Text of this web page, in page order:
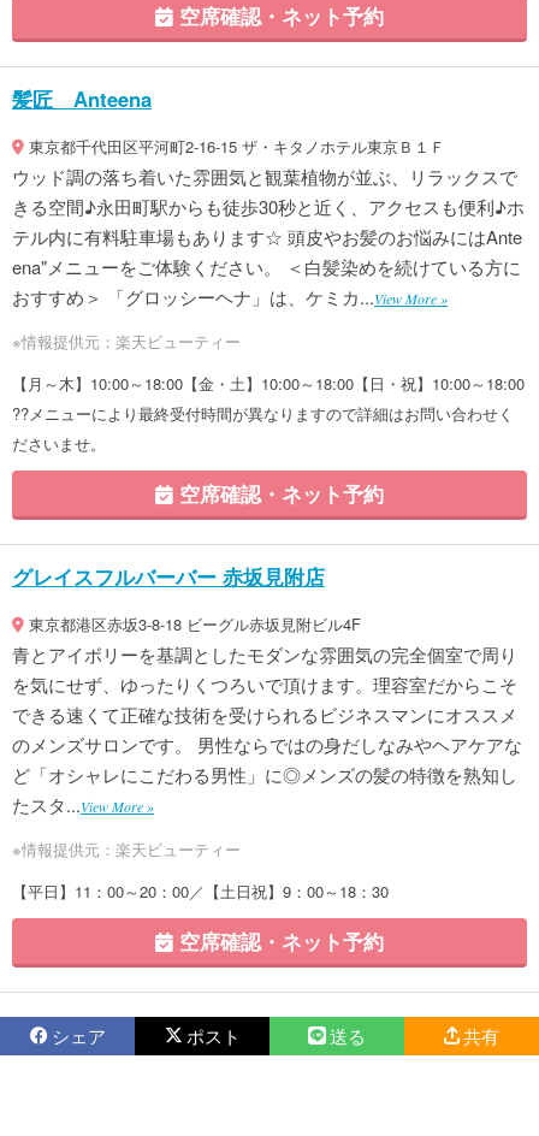
空席確認・ネット予約
髪匠 Anteena
東京都千代田区平河町2-16-15 ザ・キタノホテル東京Ｂ１Ｆ
ウッド調の落ち着いた雰囲気と観葉植物が並ぶ、リラックスで
きる空間♪永田町駅からも徒歩30秒と近く、アクセスも便利♪ホ
テル内に有料駐車場もあります☆ 頭皮やお髪のお悩みにはAnte
ena"メニューをご体験ください。 ＜白髪染めを続けている方に
おすすめ＞ 「グロッシーヘナ」は、ケミカ...View More »
※情報提供元：楽天ビューティー
【月～木】10:00～18:00【金・土】10:00～18:00【日・祝】10:00～18:00
??メニューにより最終受付時間が異なりますので詳細はお問い合わせく
ださいませ。
空席確認・ネット予約
グレイスフルバーバー 赤坂見附店
東京都港区赤坂3-8-18 ビーグル赤坂見附ビル4F
青とアイボリーを基調としたモダンな雰囲気の完全個室で周り
を気にせず、ゆったりくつろいで頂けます。理容室だからこそ
できる速くて正確な技術を受けられるビジネスマンにオススメ
のメンズサロンです。 男性ならではの身だしなみやヘアケアな
ど「オシャレにこだわる男性」に◎メンズの髪の特徴を熟知し
たスタ...View More »
※情報提供元：楽天ビューティー
【平日】11：00～20：00／【土日祝】9：00～18：30
空席確認・ネット予約
シェア ポスト 送る 共有